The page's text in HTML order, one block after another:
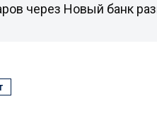
через Новый банк